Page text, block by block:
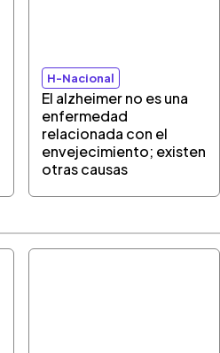
H-Nacional
El alzheimer no es una
enfermedad
relacionada con el
envejecimiento; existen
otras causas